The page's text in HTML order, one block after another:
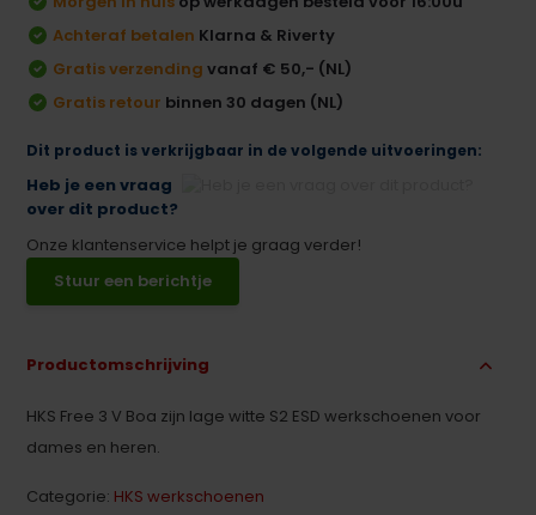
Achteraf betalen Klarna & Riverty
Gratis verzending vanaf € 50,- (NL)
Gratis retour binnen 30 dagen (NL)
Dit product is verkrijgbaar in de volgende uitvoeringen:
Heb je een vraag
over dit product?
Onze klantenservice helpt je graag verder!
Stuur een berichtje
Productomschrijving
HKS Free 3 V Boa zijn lage witte S2 ESD werkschoenen voor
dames en heren.
Categorie: HKS werkschoenen